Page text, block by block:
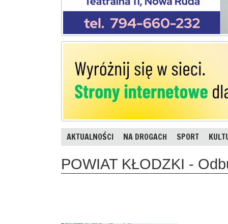
AKTUALNOŚCI NA DROGACH SPORT
POWIAT KŁODZKI -